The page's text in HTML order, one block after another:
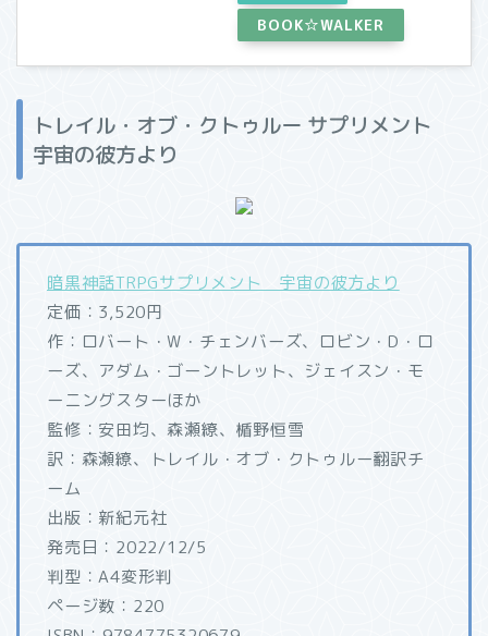
BOOK☆WALKER
トレイル・オブ・クトゥルー サプリメント
宇宙の彼方より
暗黒神話TRPGサプリメント 宇宙の彼方より
定価：3,520円
作：ロバート・W・チェンバーズ、ロビン・D・ロ
ーズ、アダム・ゴーントレット、ジェイスン・モ
ーニングスターほか
監修：安田均、森瀬繚、楯野恒雪
訳：森瀬繚、トレイル・オブ・クトゥルー翻訳チ
ーム
出版：新紀元社
発売日：2022/12/5
判型：A4変形判
ページ数：220